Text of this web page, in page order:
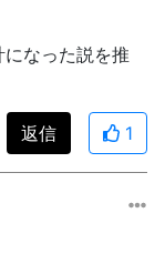
なった説を推
返信 1